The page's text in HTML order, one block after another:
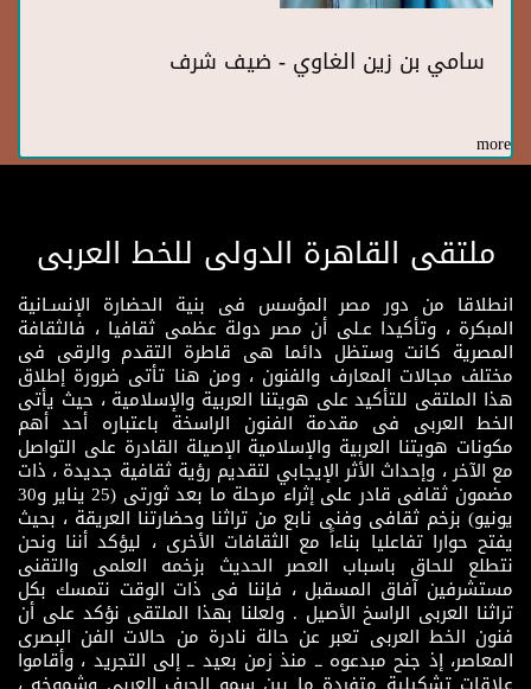
سامي بن زين الغاوي - ضيف شرف
more
ملتقى القاهرة الدولى للخط العربى
انطلاقا من دور مصر المؤسس فى بنية الحضارة الإنسـانية
المبكرة ، وتأكيدا عـلى أن مصر دولة عظمى ثقافيا ، فالثقافة
المصرية كانت وستظل دائما هى قاطرة التقدم والرقى فى
مختلف مجالات المعارف والفنون ، ومن هنا تأتى ضرورة إطلاق
هذا الملتقى للتأكيد على هويتنا العربية والإسلامية ، حيث يأتى
الخط العربى فى مقدمة الفنون الراسخة باعتباره أحد أهم
مكونات هويتنا العربية والإسلامية الإصيلة القادرة على التواصل
مع الآخر ، وإحداث الأثر الإيجابي لتقديم رؤية ثقافية جديدة ، ذات
مضمون ثقافى قادر على إثراء مرحلة ما بعد ثورتى (25 يناير و30
يونيو) بزخم ثقافى وفنى نابع من تراثنا وحضارتنا العريقة ، بحيث
يفتح حوارا تفاعليا بناءاً مع الثقافات الأخرى ، ليؤكد أننا ونحن
نتطلع للحاق باسباب العصر الحديث بزخمه العلمى والتقنى
مستشرفين آفاق المسقبل ، فإننا فى ذات الوقت نتمسك بكل
تراثنا العربى الراسخ الأصيل . ولعلنا بهذا الملتقى نؤكد على أن
فنون الخط العربى تعبر عن حالة نادرة من حالات الفن البصرى
المعاصر، إذ جنح مبدعوه ــ منذ زمن بعيد ــ إلى التجريد ، وأقاموا